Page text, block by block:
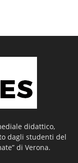
didattico,
dagli studenti del
di Verona.